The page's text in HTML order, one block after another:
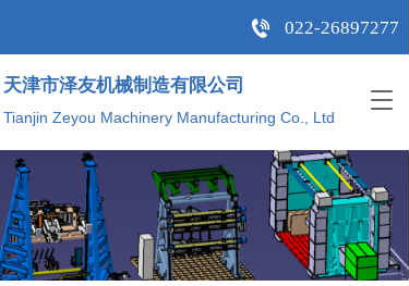
022-26897277
Tianjin Zeyou Machinery Manufacturing Co., Ltd
天津市泽友机械制造有限公司
T
l
e
n
a
v